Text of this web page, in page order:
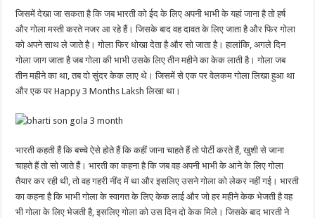
जिसमें देखा जा सकता है कि जब भारती को ईद के लिए अपनी भाभी के यहां जाना है तो हर्ष
और गोला मस्ती करते नजर आ रहे हैं। जिसके बाद वह दावत के लिए जाता है और फिर गोला
को अपने साथ ले जाते है। गोला फिर धोखा देता है और सो जाता है। हालांकि, अगले दिन
गोला जाग जाता है जब गोला की भाभी उसके लिए तीन महीने का केक लाती है। गोला जब
तीन महीने का था, तब दो सुंदर केक लाए थे। जिसमें से एक पर वेलकम गोला लिखा हुआ था
और एक पर Happy 3 Months Laksh लिखा था।
भारती कहती हैं कि बच्चे ऐसे होते हैं कि कहीं जाना चाहते हैं तो पोर्टी करते हैं, खुशी से जाना
चाहते हैं तो सो जाते हैं। भारती का कहना है कि जब वह अपनी भाभी के आने के लिए गोला
तैयार कर रही थी, तो वह गहरी नींद में था और इसलिए उसने गोला को लेकर नहीं गई। भारती
का कहना है कि भाभी गोला के स्वागत के लिए केक लाई और जो हर महीने केक भेजती है वह
भी गोला के लिए भेजती है, इसलिए गोला को उस दिन दो केक मिले। जिसके बाद भारती ने